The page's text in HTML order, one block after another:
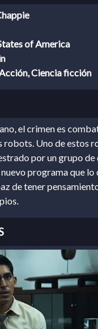
of America
Ciencia ficción
el crimen es
robots. Uno de estos
por un grupo de
programa que
de tener